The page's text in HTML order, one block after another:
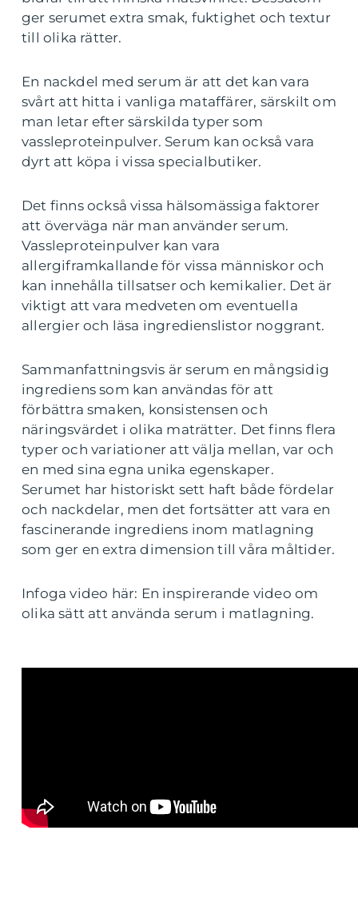
ger serumet extra smak, fuktighet och textur
till olika rätter.
En nackdel med serum är att det kan vara
svårt att hitta i vanliga mataffärer, särskilt om
man letar efter särskilda typer som
vassleproteinpulver. Serum kan också vara
dyrt att köpa i vissa specialbutiker.
Det finns också vissa hälsomässiga faktorer
att överväga när man använder serum.
Vassleproteinpulver kan vara
allergiframkallande för vissa människor och
kan innehålla tillsatser och kemikalier. Det är
viktigt att vara medveten om eventuella
allergier och läsa ingredienslistor noggrant.
Sammanfattningsvis är serum en mångsidig
ingrediens som kan användas för att
förbättra smaken, konsistensen och
näringsvärdet i olika maträtter. Det finns flera
typer och variationer att välja mellan, var och
en med sina egna unika egenskaper.
Serumet har historiskt sett haft både fördelar
och nackdelar, men det fortsätter att vara en
fascinerande ingrediens inom matlagning
som ger en extra dimension till våra måltider.
Infoga video här: En inspirerande video om
olika sätt att använda serum i matlagning.